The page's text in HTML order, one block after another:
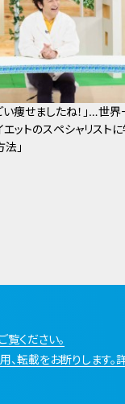
い痩せましたね！」…世
エットのスペシャリスト
」
ください。
転載をお断りします。詳